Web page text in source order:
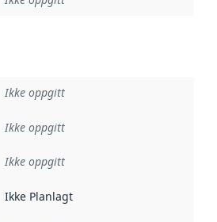
Ikke oppgitt
:
Ikke oppgitt
Ikke oppgitt
:
Ikke Planlagt